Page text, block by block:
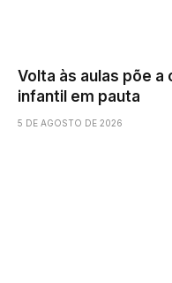
Volta às aulas põe
infantil em pauta
5 DE AGOSTO DE 2026